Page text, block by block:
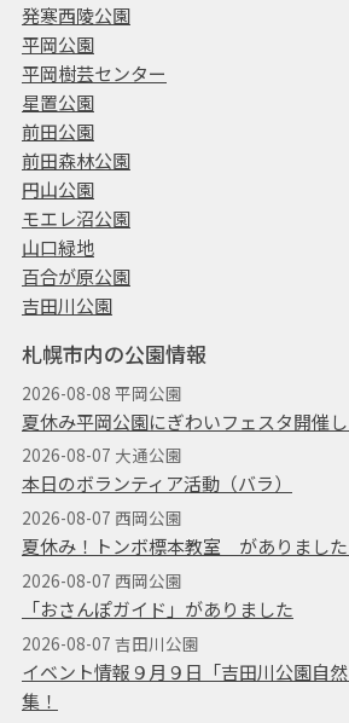
発寒西陵公園
平岡公園
平岡樹芸センター
星置公園
前田公園
前田森林公園
円山公園
モエレ沼公園
山口緑地
百合が原公園
吉田川公園
札幌市内の公園情報
2026-08-08 平岡公園
夏休み平岡公園にぎわいフェスタ開催
2026-08-07 大通公園
本日のボランティア活動（バラ）
2026-08-07 西岡公園
夏休み！トンボ標本教室 がありました
2026-08-07 西岡公園
「おさんぽガイド」がありました
2026-08-07 吉田川公園
イベント情報９月９日「吉田川公園自
集！